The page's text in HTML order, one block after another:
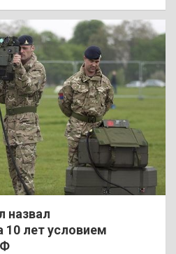
назвал
10 лет условием